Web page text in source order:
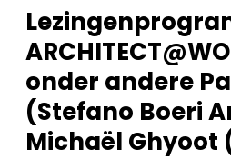
Privacy / Cookie
Vacature aanmelden
Vacatures
Video’s
onder andere
(Stefano Boeri
Michaël Ghyoot